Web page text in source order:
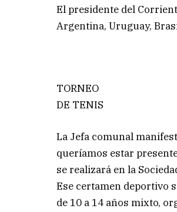
El presidente del
Argentina, Uruguay,
TORNEO
DE TENIS
La Jefa comunal
queríamos estar
se realizará en la
Ese certamen deportivo
de 10 a 14 años mixto,